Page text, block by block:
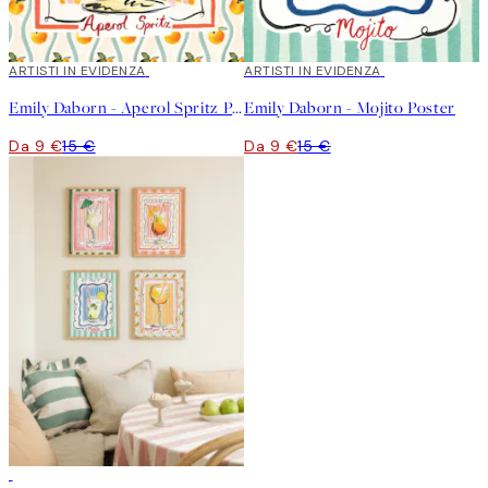
40%*
ARTISTI IN EVIDENZA
Emily Daborn - Aperol Spritz Poster
Da 9 €15 €
40%*
ARTISTI IN EVIDENZA
Emily Daborn - Mojito Poster
Da 9 €15 €